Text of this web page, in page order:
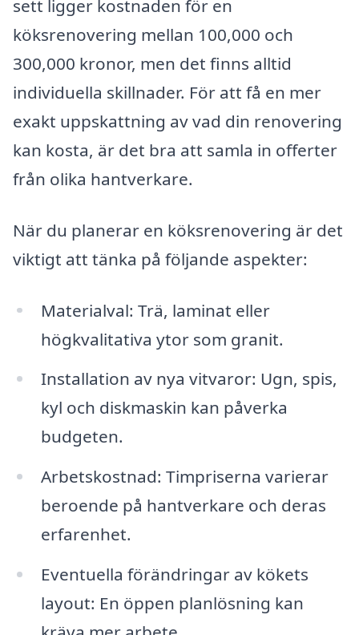
sett ligger kostnaden för en
köksrenovering mellan 100,000 och
300,000 kronor, men det finns alltid
individuella skillnader. För att få en mer
exakt uppskattning av vad din renovering
kan kosta, är det bra att samla in offerter
från olika hantverkare.
När du planerar en köksrenovering är det
viktigt att tänka på följande aspekter:
Materialval: Trä, laminat eller
högkvalitativa ytor som granit.
Installation av nya vitvaror: Ugn, spis,
kyl och diskmaskin kan påverka
budgeten.
Arbetskostnad: Timpriserna varierar
beroende på hantverkare och deras
erfarenhet.
Eventuella förändringar av kökets
layout: En öppen planlösning kan